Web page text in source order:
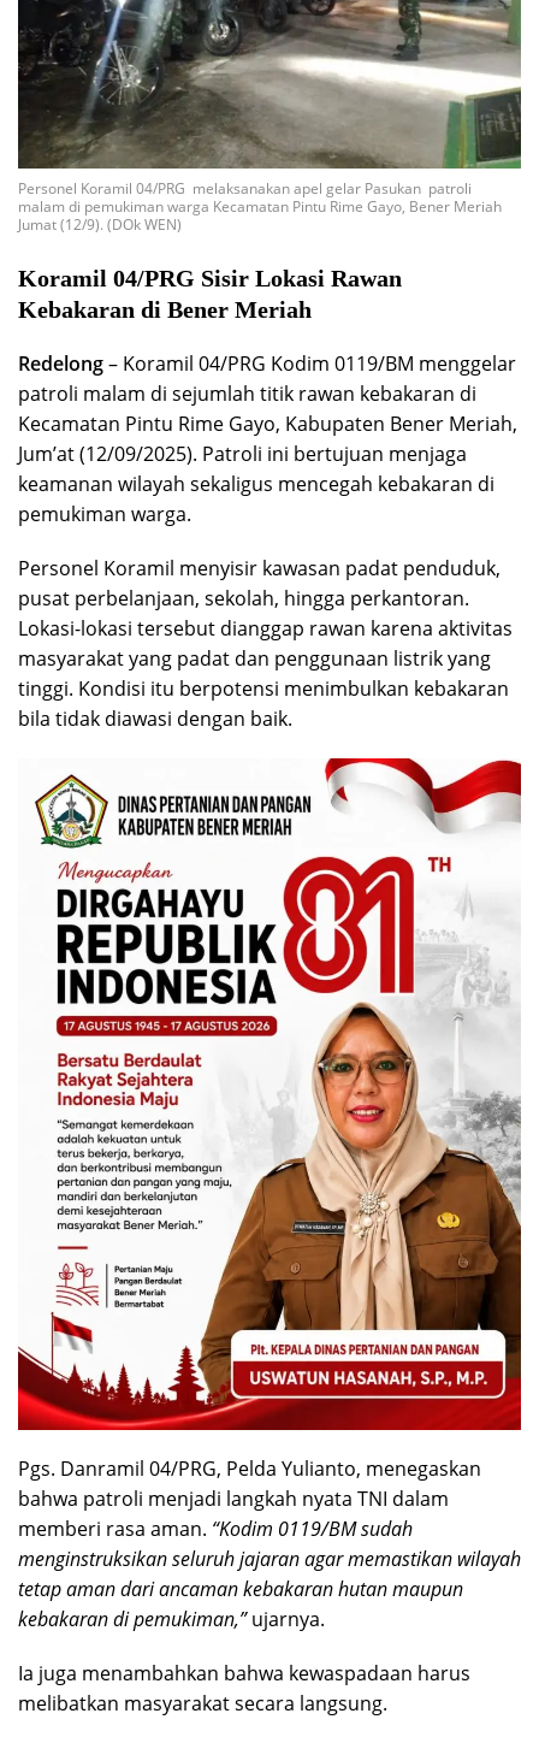
Personel Koramil 04/PRG melaksanakan apel gelar Pasukan patroli
malam di pemukiman warga Kecamatan Pintu Rime Gayo, Bener Meriah
Jumat (12/9). (DOk WEN)
Koramil 04/PRG Sisir Lokasi Rawan
Kebakaran di Bener Meriah
Redelong– Koramil 04/PRG Kodim 0119/BM menggelar
patroli malam di sejumlah titik rawan kebakaran di
Kecamatan Pintu Rime Gayo, Kabupaten Bener Meriah,
Jum’at (12/09/2025). Patroli ini bertujuan menjaga
keamanan wilayah sekaligus mencegah kebakaran di
pemukiman warga.
Personel Koramil menyisir kawasan padat penduduk,
pusat perbelanjaan, sekolah, hingga perkantoran.
Lokasi-lokasi tersebut dianggap rawan karena aktivitas
masyarakat yang padat dan penggunaan listrik yang
tinggi. Kondisi itu berpotensi menimbulkan kebakaran
bila tidak diawasi dengan baik.
Pgs. Danramil 04/PRG, Pelda Yulianto, menegaskan
bahwa patroli menjadi langkah nyata TNI dalam
memberi rasa aman. “Kodim 0119/BM sudah
menginstruksikan seluruh jajaran agar memastikan wilayah
tetap aman dari ancaman kebakaran hutan maupun
kebakaran di pemukiman,”ujarnya.
Ia juga menambahkan bahwa kewaspadaan harus
melibatkan masyarakat secara langsung.